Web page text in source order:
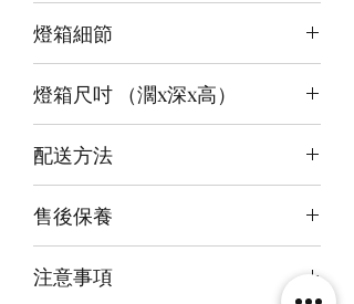
頂板：冰藍+白
背板：白
底板：紫藍白
燈箱細節
前雕刻＋背及底版噴繪
3mm亞克力膠板
燈箱尺吋 （濶x深x高）
外尺吋
【極緻】34.6x28x32.6cm/
【進階】34.6x26.6x30.6cm/
【設計】34.6x26.6x29.6cm
配送方法
快遞到付直送府上 或 自提樂物流中
心取貨@銅鑼灣地帶2/F 286號鋪
售後保養
火牛燈板一年免費保用
注意事項